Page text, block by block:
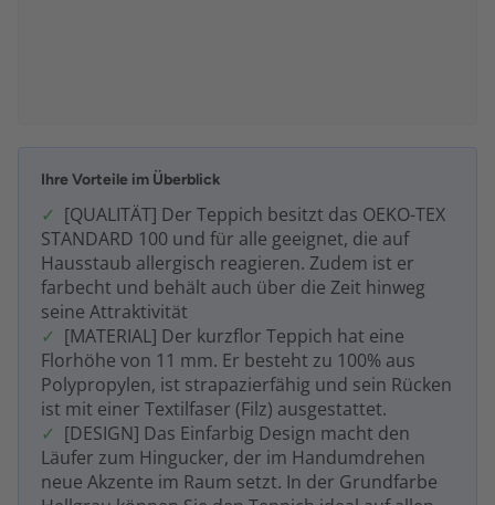
Ihre Vorteile im Überblick
[QUALITÄT] Der Teppich besitzt das OEKO-TEX
STANDARD 100 und für alle geeignet, die auf
Hausstaub allergisch reagieren. Zudem ist er
farbecht und behält auch über die Zeit hinweg
seine Attraktivität
[MATERIAL] Der kurzflor Teppich hat eine
Florhöhe von 11 mm. Er besteht zu 100% aus
Polypropylen, ist strapazierfähig und sein Rücken
ist mit einer Textilfaser (Filz) ausgestattet.
[DESIGN] Das Einfarbig Design macht den
Läufer zum Hingucker, der im Handumdrehen
neue Akzente im Raum setzt. In der Grundfarbe